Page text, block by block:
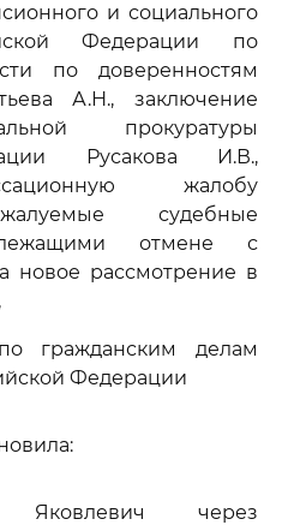
и социального
Федерации по
по доверенностям
А.Н., заключение
прокуратуры
Русакова И.В.,
жалобу
судебные
отмене с
новое рассмотрение в
гражданским делам
Федерации
через